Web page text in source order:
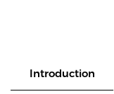
Introduction